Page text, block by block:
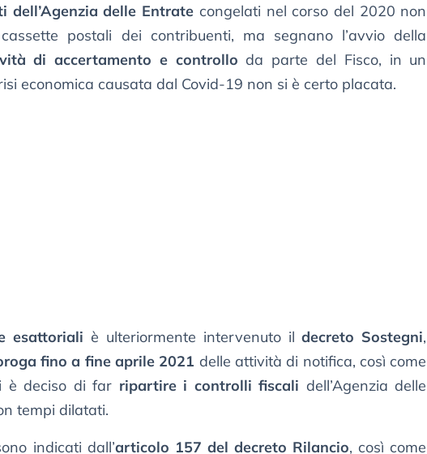
dell’Agenzia delle Entrate congelati nel corso del 2020 non
postali dei contribuenti, ma segnano l’avvio della
di accertamento e controllo da parte del Fisco, in un
economica causata dal Covid-19 non si è certo placata.
esattoriali è ulteriormente intervenuto ildecreto Sostegni,
fino a fine aprile 2021 delle attività di notifica, così come
è deciso di far ripartire i controlli fiscali dell’Agenzia delle
tempi dilatati.
indicati dall’articolo 157 del decreto Rilancio, così come